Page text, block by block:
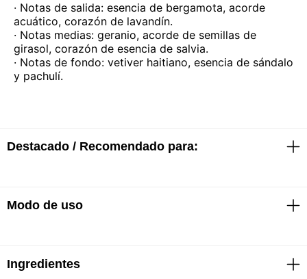
· Notas de salida: esencia de bergamota, acorde
acuático, corazón de lavandín.
· Notas medias: geranio, acorde de semillas de
girasol, corazón de esencia de salvia.
· Notas de fondo: vetiver haitiano, esencia de sándalo
y pachulí.
Destacado / Recomendado para:
· EDT
Modo de uso
pecho, en cualquier lugar donde se sientan los latidos
Ingredientes